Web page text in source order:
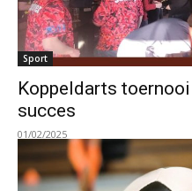
Sport
Koppeldarts
succes
01/02/2025